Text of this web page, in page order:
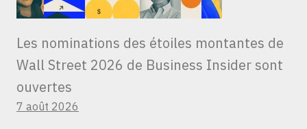
Les nominations des étoiles montantes de
Wall Street 2026 de Business Insider sont
ouvertes
7 août 2026